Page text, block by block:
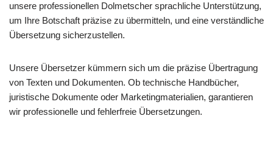
unsere professionellen Dolmetscher sprachliche Unterstützung,
um Ihre Botschaft präzise zu übermitteln, und eine verständliche
Übersetzung sicherzustellen.
Unsere Übersetzer kümmern sich um die präzise Übertragung
von Texten und Dokumenten. Ob technische Handbücher,
juristische Dokumente oder Marketingmaterialien, garantieren
wir professionelle und fehlerfreie Übersetzungen.